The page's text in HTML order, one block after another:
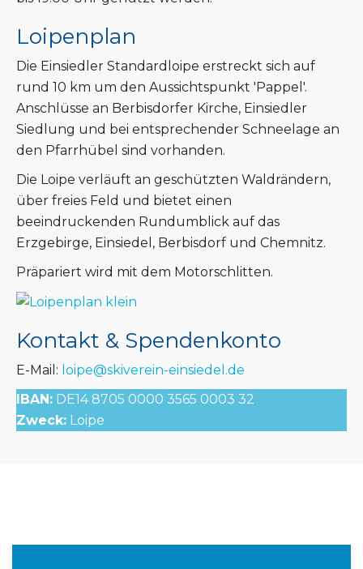
Loipenplan
Die Einsiedler Standardloipe erstreckt sich auf
rund 10 km um den Aussichtspunkt 'Pappel'.
Anschlüsse an Berbisdorfer Kirche, Einsiedler
Siedlung und bei entsprechender Schneelage an
den Pfarrhübel sind vorhanden.
Die Loipe verläuft an geschützten Waldrändern,
über freies Feld und bietet einen
beeindruckenden Rundumblick auf das
Erzgebirge, Einsiedel, Berbisdorf und Chemnitz.
Präpariert wird mit dem Motorschlitten.
Kontakt & Spendenkonto
E-Mail:
IBAN: DE14 8705 0000 3565 0003 32
Zweck: Loipe